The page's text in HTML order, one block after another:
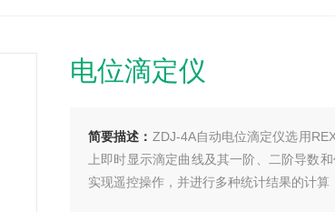
电位滴定仪
简要描述： ZDJ-4A自动电位滴定仪选用
上即时显示滴定曲线及其一阶、二阶导数
实现遥控操作，并进行多种统计结果的计算